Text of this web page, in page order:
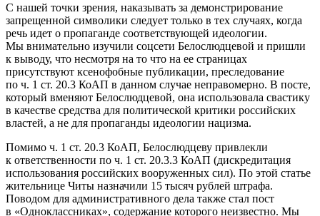
С нашей точки зрения, наказывать за демонстрирование
запрещенной символики следует только в тех случаях, когда
речь идет о пропаганде соответствующей идеологии.
Мы внимательно изучили соцсети Белослюдцевой и пришли
к выводу, что несмотря на то что на ее страницах
присутствуют ксенофобные публикации, преследование
по ч. 1 ст. 20.3 КоАП в данном случае неправомерно. В посте,
который вменяют Белослюдцевой, она использовала свастику
в качестве средства для политической критики российских
властей, а не для пропаганды идеологии нацизма.
Помимо ч. 1 ст. 20.3 КоАП, Белослюдцеву привлекли
к ответственности по ч. 1 ст. 20.3.3 КоАП (дискредитация
использования российских вооруженных сил). По этой статье
жительнице Читы назначили 15 тысяч рублей штрафа.
Поводом для административного дела также стал пост
в «Одноклассниках», содержание которого неизвестно. Мы